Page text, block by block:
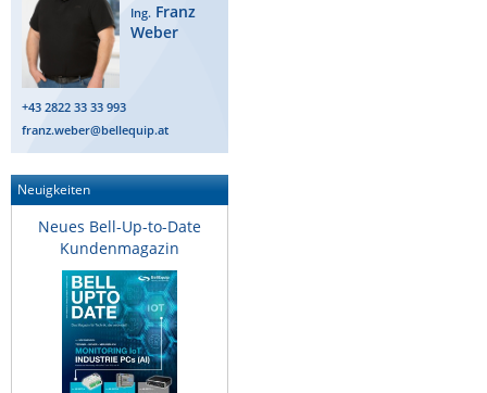
Ing. Franz
Weber
+43 2822 33 33 993
franz.weber@bellequip.at
Neuigkeiten
Neues Bell-Up-to-Date
Kundenmagazin